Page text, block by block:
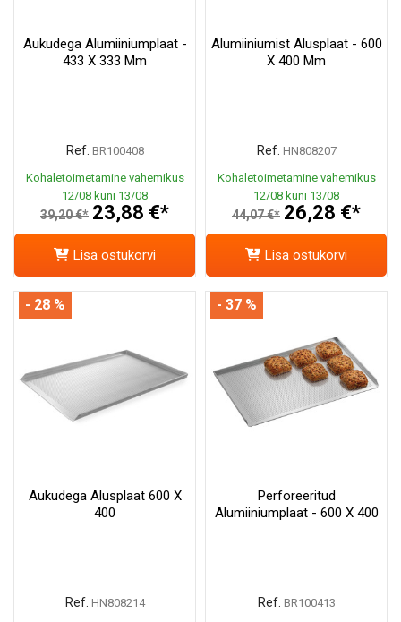
Aukudega Alumiiniumplaat -
433 X 333 Mm
Ref. BR100408
Kohaletoimetamine vahemikus
12/08 kuni 13/08
39,20 €* 23,88 €*
Lisa ostukorvi
Alumiiniumist Alusplaat - 600
X 400 Mm
Ref. HN808207
Kohaletoimetamine vahemikus
12/08 kuni 13/08
44,07 €* 26,28 €*
Lisa ostukorvi
Aukudega Alusplaat 600 X
400
Ref. HN808214
- 28 %
Perforeeritud
Alumiiniumplaat - 600 X 400
Ref. BR100413
- 37 %